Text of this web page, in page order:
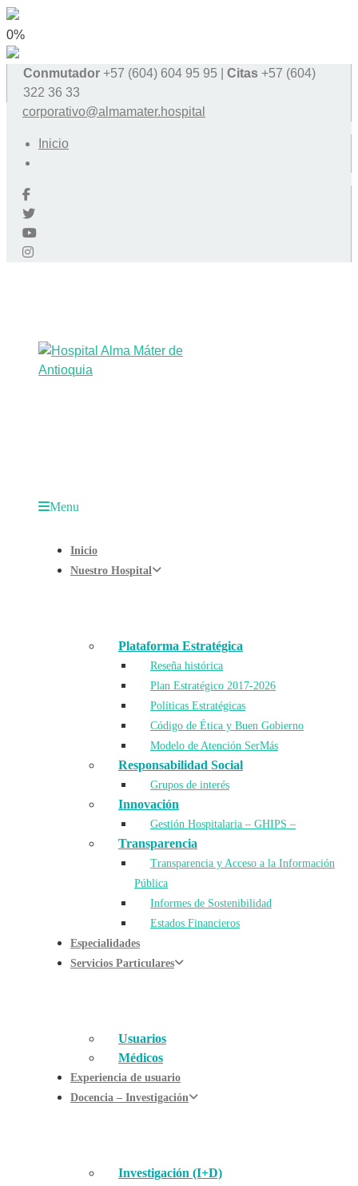
0%
Conmutador +57 (604) 604 95 95 | Citas +57 (604)
322 36 33
corporativo@almamater.hospital
Inicio
Menu
Inicio
Nuestro Hospital
Plataforma Estratégica
Reseña histórica
Plan Estratégico 2017-2026
Políticas Estratégicas
Código de Ética y Buen Gobierno
Modelo de Atención SerMás
Responsabilidad Social
Grupos de interés
Innovación
Gestión Hospitalaria – GHIPS –
Transparencia
Transparencia y Acceso a la Información
Pública
Informes de Sostenibilidad
Estados Financieros
Especialidades
Servicios Particulares
Usuarios
Médicos
Experiencia de usuario
Docencia – Investigación
Investigación (I+D)